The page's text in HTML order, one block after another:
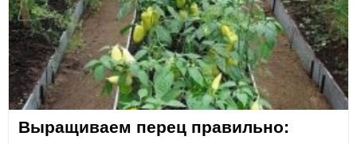
Выращиваем перец правильно: